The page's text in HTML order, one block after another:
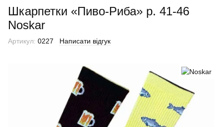
Шкарпетки «Пиво-Риба» р. 41-46
Noskar
Артикул: 0227 Написати відгук